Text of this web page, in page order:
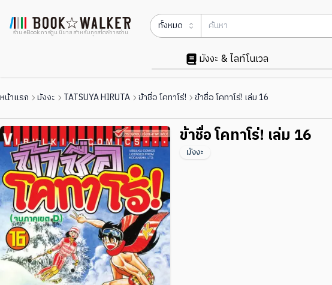
ร้าน eBook การ์ตูน นิยาย สำหรับทุกสไตล์การอ่าน
ทั้งหมด
มังงะ & ไลท์โนเวล
หน้าแรก มังงะ TATSUYA HIRUTA ข้าชื่อ โคทาโร่! ข้าชื่อ โคทาโร่! เล่ม 16
ข้าชื่อ โคทาโร่! เล่ม 16
มังงะ